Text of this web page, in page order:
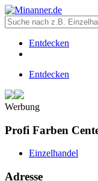
Entdecken
Entdecken
Werbung
Profi Farben
Einzelhandel
Adresse